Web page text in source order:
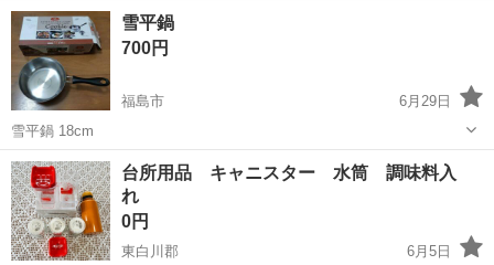
福島 郡山市 調理器具
雪平鍋
700円
福島市
6月29日
雪平鍋 18cm
福島 福島市 調理器具
台所用品 キャニスター 水筒 調味料入
れ
0円
東白川郡 6月5日